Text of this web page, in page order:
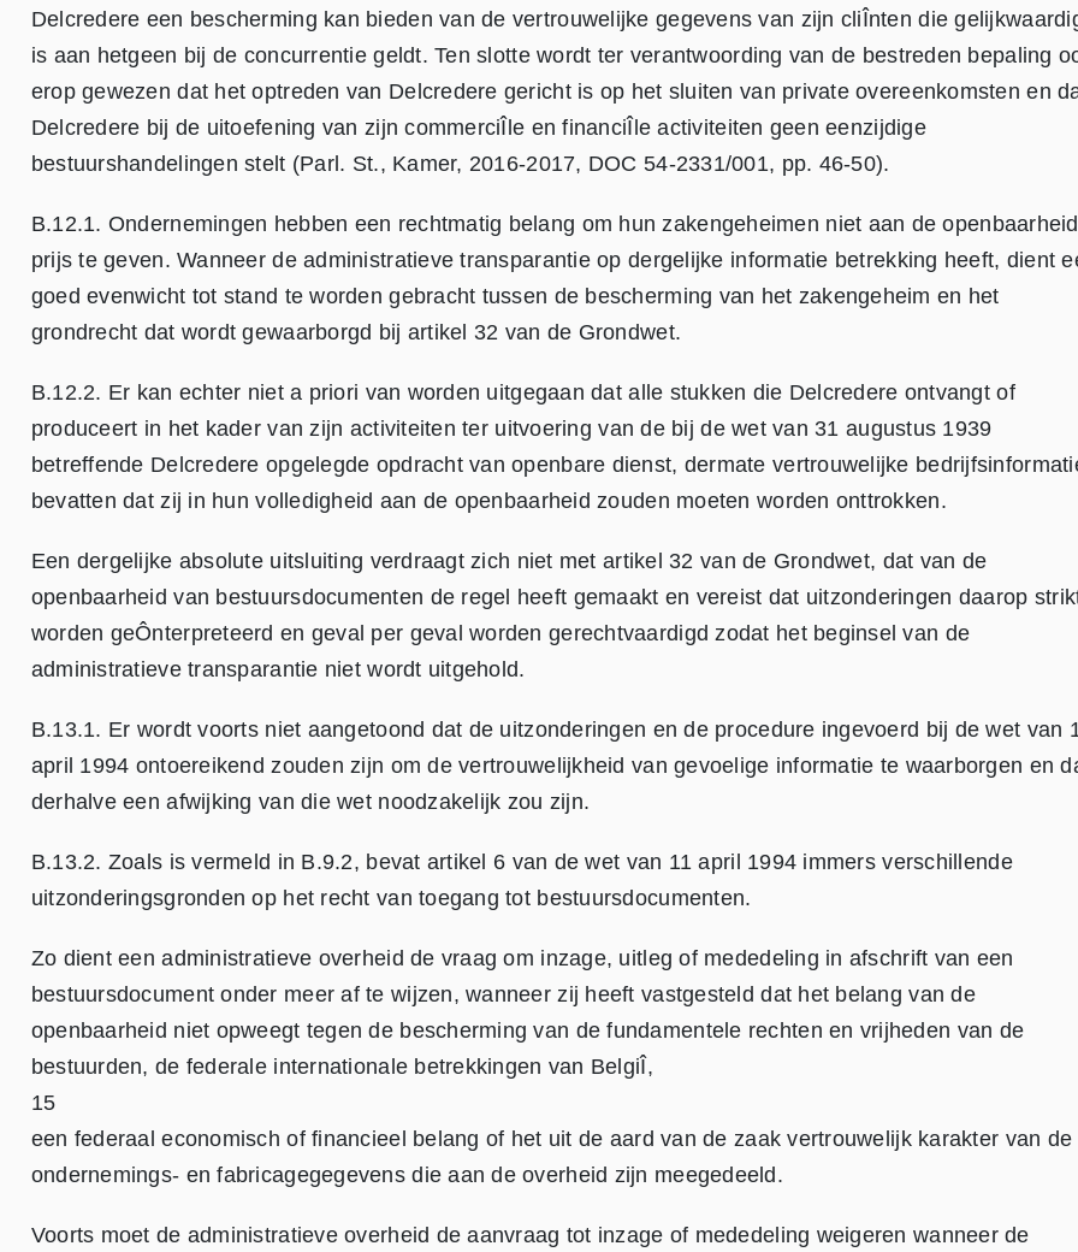
Delcredere een bescherming kan bieden van de vertrouwelijke gegevens van zijn cliÎnten die
is aan hetgeen bij de concurrentie geldt. Ten slotte wordt ter verantwoording van de bestreden bepaling
erop gewezen dat het optreden van Delcredere gericht is op het sluiten van private overeenkomsten en
Delcredere bij de uitoefening van zijn commerciÎle en financiÎle activiteiten geen eenzijdige
bestuurshandelingen stelt (Parl. St., Kamer, 2016-2017, DOC 54-2331/001, pp. 46-50).
B.12.1. Ondernemingen hebben een rechtmatig belang om hun zakengeheimen niet aan de openbaarheid
prijs te geven. Wanneer de administratieve transparantie op dergelijke informatie betrekking heeft, dient
goed evenwicht tot stand te worden gebracht tussen de bescherming van het zakengeheim en het
grondrecht dat wordt gewaarborgd bij artikel 32 van de Grondwet.
B.12.2. Er kan echter niet a priori van worden uitgegaan dat alle stukken die Delcredere ontvangt of
produceert in het kader van zijn activiteiten ter uitvoering van de bij de wet van 31 augustus 1939
betreffende Delcredere opgelegde opdracht van openbare dienst, dermate vertrouwelijke
bevatten dat zij in hun volledigheid aan de openbaarheid zouden moeten worden onttrokken.
Een dergelijke absolute uitsluiting verdraagt zich niet met artikel 32 van de Grondwet, dat van de
openbaarheid van bestuursdocumenten de regel heeft gemaakt en vereist dat uitzonderingen daarop
worden geÔnterpreteerd en geval per geval worden gerechtvaardigd zodat het beginsel van de
administratieve transparantie niet wordt uitgehold.
B.13.1. Er wordt voorts niet aangetoond dat de uitzonderingen en de procedure ingevoerd bij de wet van
april 1994 ontoereikend zouden zijn om de vertrouwelijkheid van gevoelige informatie te waarborgen en
derhalve een afwijking van die wet noodzakelijk zou zijn.
B.13.2. Zoals is vermeld in B.9.2, bevat artikel 6 van de wet van 11 april 1994 immers verschillende
uitzonderingsgronden op het recht van toegang tot bestuursdocumenten.
Zo dient een administratieve overheid de vraag om inzage, uitleg of mededeling in afschrift van een
bestuursdocument onder meer af te wijzen, wanneer zij heeft vastgesteld dat het belang van de
openbaarheid niet opweegt tegen de bescherming van de fundamentele rechten en vrijheden van de
bestuurden, de federale internationale betrekkingen van BelgiÎ,
15
een federaal economisch of financieel belang of het uit de aard van de zaak vertrouwelijk karakter van de
ondernemings- en fabricagegegevens die aan de overheid zijn meegedeeld.
Voorts moet de administratieve overheid de aanvraag tot inzage of mededeling weigeren wanneer de